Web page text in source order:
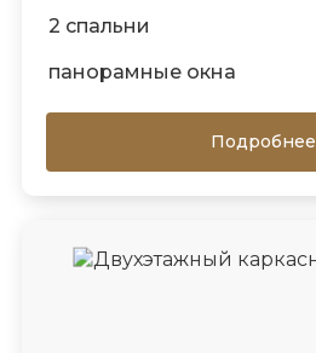
2 спальни
панорамные окна
Подробнее